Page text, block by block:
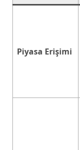
Piyasa Erişimi